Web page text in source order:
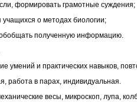
формировать грамотные суждения;
о методах биологии;
полученную информацию.
умений и практических навыков,
работа в парах, индивидуальная.
весы, микроскоп, лупа,